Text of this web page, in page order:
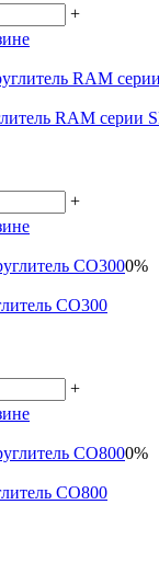
+
RAM серии
+
0%
СО300
+
0%
СО800